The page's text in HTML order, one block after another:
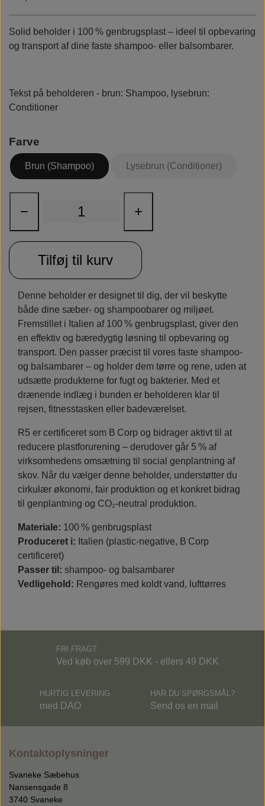
Rudolph Care
Solid beholder i 100 % genbrugsplast – ideel til opbevaring
og transport af dine faste shampoo‑ eller balsombarer.
Tekst på beholderen - brun: Shampoo, lysebrun:
Conditioner
Farve
Brun (Shampoo) Lysebrun (Conditioner)
− +
Tilføj til kurv
Denne beholder er designet til dig, der vil beskytte
både dine sæber- og shampoobarer og miljøet.
Fremstillet i Italien af 100 % genbrugsplast, giver den
en effektiv og bæredygtig løsning til opbevaring og
transport. Den passer præcist til vores faste shampoo‑
og balsambarer – og holder dem tørre og rene, uden at
udsætte produkterne for fugt og bakterier. Med et
drænende indlæg i bunden er beholderen klar til
rejsen, fitnesstasken eller badeværelset.
R5 er certificeret som B Corp og bidrager aktivt til at
reducere plastforurening – derudover går 5 % af
virksomhedens omsætning til social genplantning af
skov. Når du vælger denne beholder, understøtter du
cirkulær økonomi, fair produktion og et konkret bidrag
til genplantning og CO₂-neutral produktion.
Materiale: 100 % genbrugsplast
Produceret i: Italien (plastic‑negative, B Corp
certificeret)
Passer til: shampoo- og balsambarer
Vedligehold: Rengøres med koldt vand, lufttørres
FRI FRAGT
Ved køb over 599 DKK - ellers 49 DKK
HURTIG LEVERING
med DAO
HAR DU SPØRGSMÅL?
Send os en mail
Kontaktoplysninger
Svaneke Sæbehus
Nansensgade 8
3740 Svaneke